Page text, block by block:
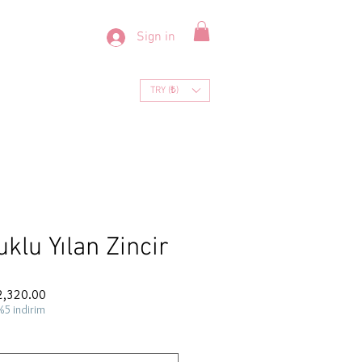
Sign in
TRY (₺)
Yılan Zincir
indirim